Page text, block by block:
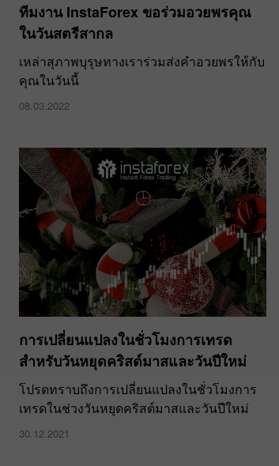
ทีมงาน InstaForex ขอร่วมอวยพรคุณ
ในวันสตรีสากล
เหล่าสุภาพบุรุษทางเราร่วมส่งคำอวยพรให้กับ
คุณในวันนี้
08.03.2022
การเปลี่ยนแปลงในชั่วโมงการเทรด
สำหรับวันหยุดคริสต์มาสและวันปีใหม่
โปรดทราบถึงการเปลี่ยนแปลงในชั่วโมงการ
เทรดในช่วงวันหยุดคริสต์มาสและวันปีใหม่
30.12.2021